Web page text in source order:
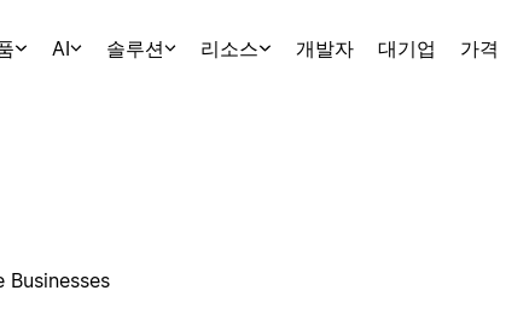
AI 솔루션 리소스 개발자 대기업 가격